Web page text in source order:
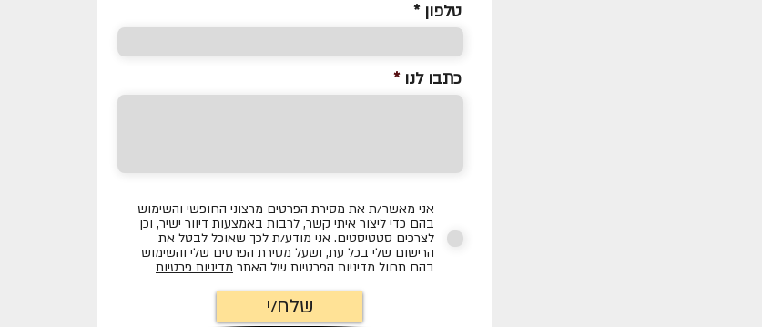
טלפון *
כתבו לנו
אני מאשר/ת את מסירת הפרטים מרצוני החופשי והשימוש
בהם כדי ליצור איתי קשר, לרבות באמצעות דיוור ישיר, וכן
לצרכים סטטיסטים. אני מודע/ת לכך שאוכל לבטל את
הרישום שלי בכל עת, ושעל מסירת הפרטים שלי והשימוש
בהם תחול מדיניות הפרטיות של האתר מדיניות פרטיות
שלח/י